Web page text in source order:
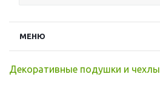
МЕНЮ
Декоративные подушки и чехлы